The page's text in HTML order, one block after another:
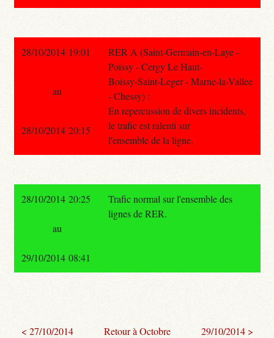
28/10/2014 19:01
RER A (Saint-Germain-en-Laye -
Poissy - Cergy Le Haut-
Boissy-Saint-Leger - Marne-la-Vallee
- Chessy) :
En repercussion de divers incidents,
le trafic est ralenti sur
l'ensemble de la ligne.
au
28/10/2014 20:15
28/10/2014 20:25
Trafic normal sur l'ensemble des
lignes de RER.
au
29/10/2014 08:41
< 27/10/2014
Retour à Octobre
29/10/2014 >